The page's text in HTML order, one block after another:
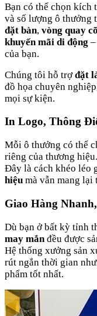
Bạn có thể chọn kích
và số lượng ô thưởng
đặt bàn, vòng quay
khuyến mãi di động
của bạn.
Chúng tôi hỗ trợđặt
đồ họa chuyên
mọi sự kiện.
In Logo, Thông
Mỗi ô thưởng có thể
riêng của thương hiệu.
Đây là cách khéo léo
hiệu mà vẫn mang lại
Giao Hàng
Dù bạn ở bất kỳ tỉnh
may mắn đều được
Hệ thống xưởng sản
rút ngắn thời gian
phẩm tốt nhất.